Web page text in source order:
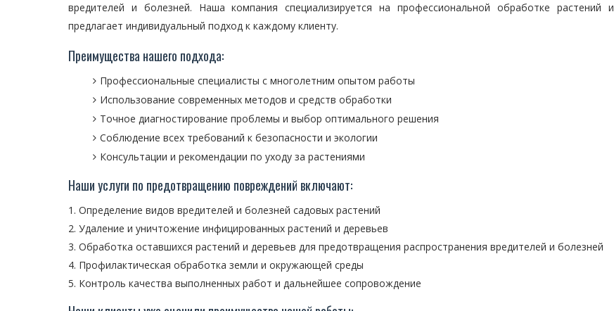
вредителей и болезней. Наша компания специализируется на профессиональной обработке растений и
предлагает индивидуальный подход к каждому клиенту.
Преимущества нашего подхода:
Профессиональные специалисты с многолетним опытом работы
Использование современных методов и средств обработки
Точное диагностирование проблемы и выбор оптимального решения
Соблюдение всех требований к безопасности и экологии
Консультации и рекомендации по уходу за растениями
Наши услуги по предотвращению повреждений включают:
Определение видов вредителей и болезней садовых растений
Удаление и уничтожение инфицированных растений и деревьев
Обработка оставшихся растений и деревьев для предотвращения распространения вредителей и болезней
Профилактическая обработка земли и окружающей среды
Контроль качества выполненных работ и дальнейшее сопровождение